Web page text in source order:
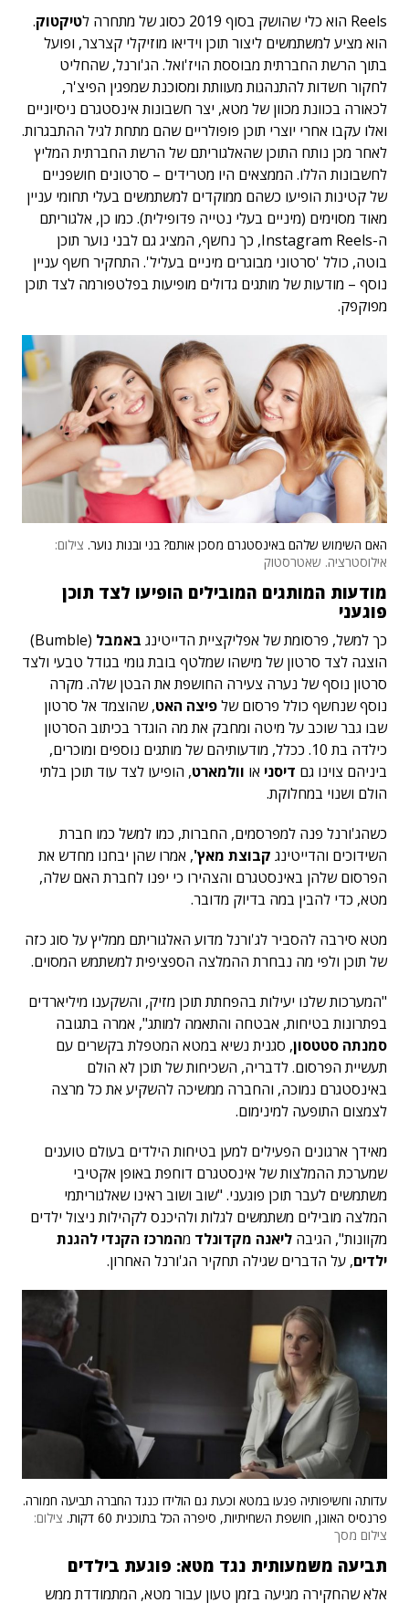
Reels הוא כלי שהושק בסוף 2019 כסוג של מתחרה ל
טיקטוק.
הוא מציע למשתמשים ליצור תוכן וידיאו מוזיקלי קצרצר, ופועל
בתוך הרשת החברתית מבוססת הויז'ואל. הג'ורנל, שהחליט
לחקור חשדות להתנהגות מעוותת ומסוכנת שמפגין הפיצ'ר,
לכאורה בכוונת מכוון של מטא, יצר חשבונות אינסטגרם ניסיוניים
ואלו עקבו אחרי יוצרי תוכן פופולריים שהם מתחת לגיל ההתבגרות.
לאחר מכן נותח התוכן שה​​אלגוריתם של הרשת החברתית המליץ
לחשבונות הללו. הממצאים היו מטרידים – סרטונים חושפניים
של קטינות הופיעו כשהם ממוקדים למשתמשים בעלי תחומי עניין
מאוד מסוימים (מיניים בעלי נטייה פדופילית). כמו כן, אלגוריתם
ה-Instagram Reels, כך נחשף, המציג גם לבני נוער תוכן
בוטה, כולל 'סרטוני מבוגרים מיניים בעליל'. התחקיר חשף עניין
נוסף – מודעות של מותגים גדולים מופיעות בפלטפורמה לצד תוכן
מפוקפק.
האם השימוש שלהם באינסטגרם מסכן אותם? בני ובנות נוער. צילום:
אילוסטרציה. שאטרסטוק
מודעות המותגים המובילים הופיעו לצד תוכן
פוגעני
כך למשל, פרסומת של אפליקציית הדייטינג באמבל
(Bumble)
הוצגה לצד סרטון של מישהו שמלטף בובת גומי בגודל טבעי ולצד
סרטון נוסף של נערה צעירה החושפת את הבטן שלה. מקרה
נוסף שנחשף כולל פרסום שלפיצה האט, שהוצמד אל סרטון
שבו גבר שוכב על מיטה ומחבק את מה הוגדר בכיתוב הסרטון
כילדה בת 10. ככלל, מודעותיהם של מותגים נוספים ומוכרים,
ביניהם צוינו גם דיסני או וולמארט, הופיעו לצד עוד תוכן בלתי
הולם ושנוי במחלוקת.
כשהג'ורנל פנה למפרסמים, החברות, כמו למשל כמו חברת
השידוכים והדייטינג קבוצת מאץ', אמרו שהן יבחנו מחדש את
הפרסום שלהן באינסטגרם והצהירו כי יפנו לחברת האם שלה,
מטא, כדי להבין במה בדיוק מדובר.
מטא סירבה להסביר לג'ורנל מדוע האלגוריתם ממליץ על סוג כזה
של תוכן ולפי מה נבחרת ההמלצה הספציפית למשתמש המסוים.
"המערכות שלנו יעילות בהפחתת תוכן מזיק, והשקענו מיליארדים
בפתרונות בטיחות, אבטחה והתאמה למותג", אמרה בתגובה
סמנתה סטטסון, סגנית נשיא במטא המטפלת בקשרים עם
תעשיית הפרסום. לדבריה, השכיחות של תוכן לא הולם
באינסטגרם נמוכה, והחברה ממשיכה להשקיע את כל מרצה
לצמצום התופעה למינימום.
מאידך ארגונים הפעילים למען בטיחות הילדים בעולם טוענים
שמערכת ההמלצות של אינסטגרם דוחפת באופן אקטיבי
משתמשים לעבר תוכן פוגעני. "שוב ושוב ראינו שאלגוריתמי
המלצה מובילים משתמשים לגלות ולהיכנס לקהילות ניצול ילדים
מקוונות", הגיבה ליאנה מקדונלד מהמרכז הקנדי להגנת
ילדים, על הדברים שגילה תחקיר הג'ורנל האחרון.
עדותה וחשיפותיה פגעו במטא וכעת גם הולידו כנגד החברה תביעה חמורה.
פרנסיס האוגן, חושפת השחיתיות, סיפרה הכל בתוכנית 60 דקות.
צילום:
צילום מסך
תביעה משמעותית נגד מטא: פוגעת בילדים
אלא שהחקירה מגיעה בזמן טעון עבור מטא, המתמודדת ממש